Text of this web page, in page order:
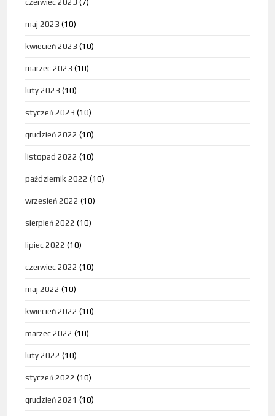
czerwiec 2023 (7)
maj 2023 (10)
kwiecień 2023 (10)
marzec 2023 (10)
luty 2023 (10)
styczeń 2023 (10)
grudzień 2022 (10)
listopad 2022 (10)
październik 2022 (10)
wrzesień 2022 (10)
sierpień 2022 (10)
lipiec 2022 (10)
czerwiec 2022 (10)
maj 2022 (10)
kwiecień 2022 (10)
marzec 2022 (10)
luty 2022 (10)
styczeń 2022 (10)
grudzień 2021 (10)